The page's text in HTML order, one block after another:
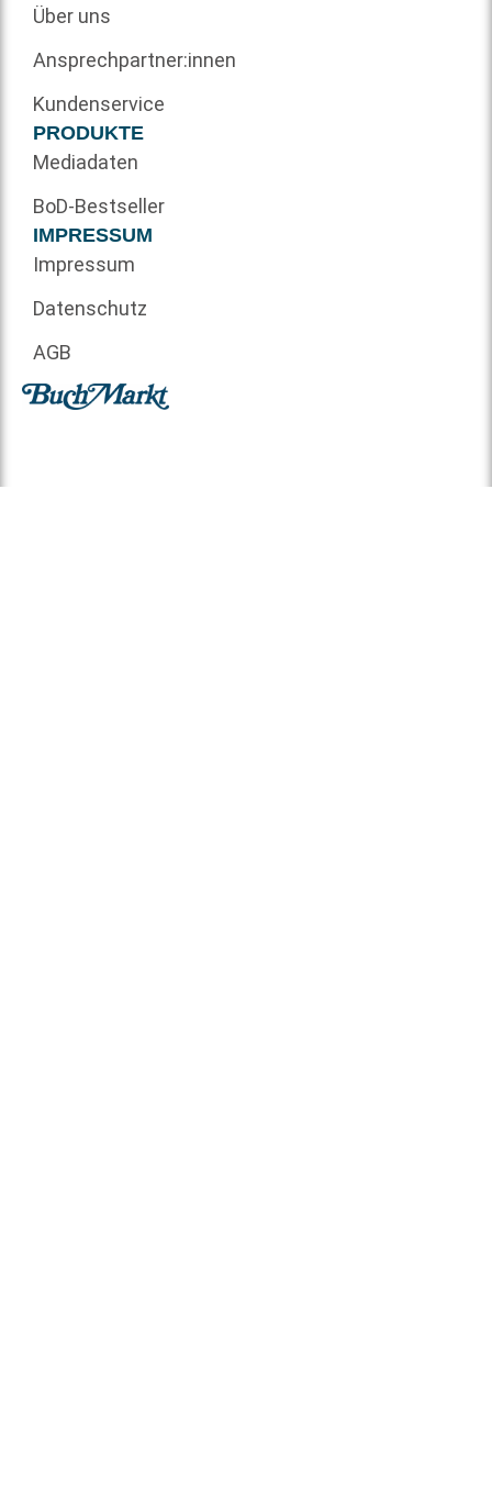
Über uns
Ansprechpartner:innen
Kundenservice
PRODUKTE
Mediadaten
BoD-Bestseller
IMPRESSUM
Impressum
Datenschutz
AGB